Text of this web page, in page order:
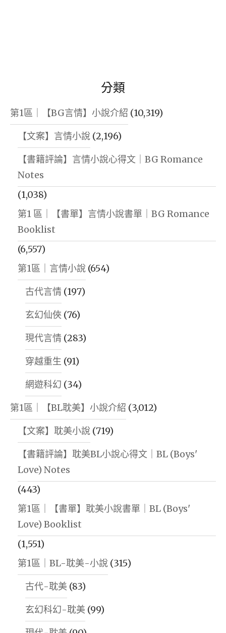
分類
第1區｜【BG言情】小說介紹 (10,319)
【文案】言情小說 (2,196)
【書籍評論】言情小說心得文｜BG Romance
Notes
(1,038)
第1 區｜【書單】言情小說書單｜BG Romance
Booklist
(6,557)
第1區｜言情小說 (654)
古代言情 (197)
玄幻仙俠 (76)
現代言情 (283)
穿越重生 (91)
網遊科幻 (34)
第1區｜【BL耽美】小說介紹 (3,012)
【文案】耽美小說 (719)
【書籍評論】耽美BL小說心得文｜BL (Boys'
Love) Notes
(443)
第1區｜【書單】耽美小說書單｜BL (Boys'
Love) Booklist
(1,551)
第1區｜BL-耽美-小說 (315)
古代-耽美 (83)
玄幻科幻-耽美 (99)